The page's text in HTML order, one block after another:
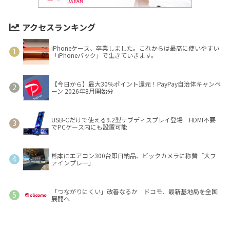
アクセスランキング
iPhoneケース、卒業しました。これからは最高に使いやすい
「iPhoneバック」で生きていきます。
【今日から】最大30％ポイント還元！PayPay自治体キャンペ
ーン 2026年8月開始分
USB-Cだけで使える9.2型サブディスプレイ登場 HDMI不要
でPCケース内にも設置可能
熊本にエアコン300台即日納品、ビックカメラに称賛「大フ
ァインプレー」
「つながりにくい」改善なるか ドコモ、最新基地局を全国
展開へ